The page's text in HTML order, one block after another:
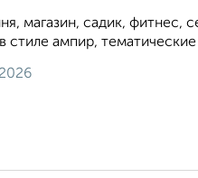
магазин, садик, фитнес,
стиле ампир,